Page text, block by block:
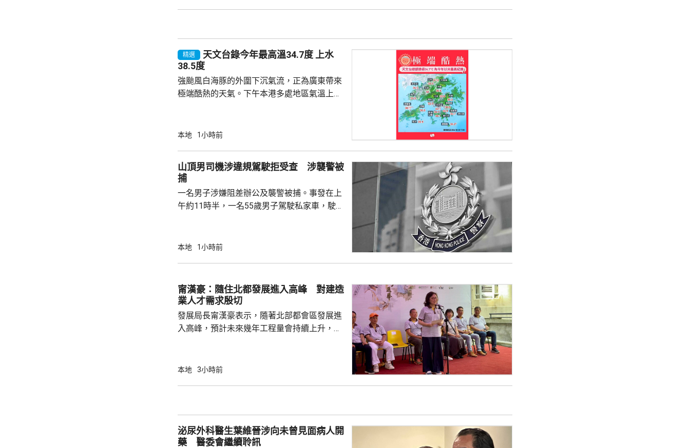
場證實死亡，相信他就是行兇者。警方破門進
入行兇者在15樓的單位，發現窗戶打...
精選
天文台錄今年最高溫34.7度 上水
38.5度
強颱風白海豚的外圍下沉氣流，正為廣東帶來
極端酷熱的天氣。下午本港多處地區氣溫上升
更錄得38.5度，黃大仙、打鼓 嶺、跑馬地及元
一兩分鐘已經大汗淋漓、衣服濕透，甚至有輕
微中暑感覺，不過因為預約了球場所以繼續踢
球。亦有市民指，在街上...
本地 1小時前
山頂男司機涉違規駕駛拒受查 涉襲警被
捕
一名男子涉嫌阻差辦公及襲警被捕。事發在上
午約11時半，一名55歲男子駕駛私家車，駛至
作，並以手襲擊警員，導致他的鼻受傷，其他
本地 1小時前
甯漢豪：隨住北都發展進入高峰 對建造
業人才需求殷切
發展局長甯漢豪表示，隨著北部都會區發展進
入高峰，預計未來幾年工程量會持續上升，建
造業議會做好培訓，期望青年要傳承紮實的工
先進技術，建造業正改革轉型，至逐步邁向人
工智能和機器人賦能的新時代，提升建造...
本地 3小時前
泌尿外科醫生葉維晉涉向未曾見面病人開
藥 醫委會繼續聆訊